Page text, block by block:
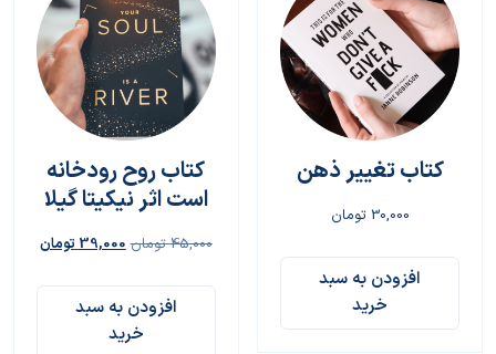
کتاب تغییر ذهن
30,000 تومان
افزودن به سبد
خرید
کتاب روح رودخانه
است اثر نیکیتا گیلا
45,000 تومان 39,000 تومان
افزودن به سبد
خرید